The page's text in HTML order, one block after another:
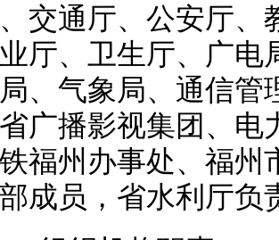
交通厅、公安厅、
厅、卫生厅、广电
、气象局、通信管
广播影视集团、电
福州办事处、福州
成员，省水利厅负